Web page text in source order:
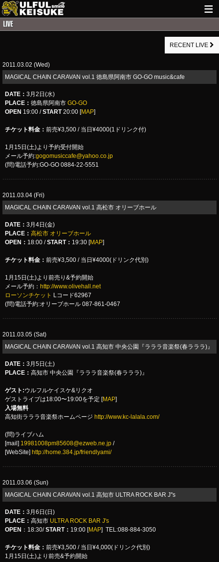
GUITAR WORKS
RECENT LIVE
2011.03.02 (Wed)
MAGICAL CHAIN CARAVAN vol.1 徳島県阿南市 GO-GO music&cafe
DATE ： 3月2日(水)
PLACE ： 徳島県阿南市 GO-GO
OPEN 19:00 /START20:00 [MAP]
チケット料金： 前売¥3,500 / 当日¥4000(1ドリンク付)
1月15日(土)より予約受付開始
メール予約:gogomusiccafe@yahoo.co.jp
(問)電話予約:GO-GO 0884-22-5551
2011.03.04 (Fri)
MAGICAL CHAIN CARAVAN vol.1 高松市 オリーブホール
DATE ： 3月4日(金)
PLACE ： 高松市 オリーブホール
OPEN： 18:00 /START： 19:30 [MAP]
チケット料金： 前売¥3,500 / 当日¥4000(ドリンク代別)
1月15日(土)より前売り&予約開始
メール予約： http://www.olivehall.net
ローソンチケット Lコード62967
(問)電話予約:オリーブホール 087-861-0467
2011.03.05 (Sat)
MAGICAL CHAIN CARAVAN vol.1 高知市 中央公園『ラララ音楽祭(春ラララ)』
DATE ： 3月5日(土)
PLACE ： 高知市 中央公園『ラララ音楽祭(春ラララ)』
ゲスト:ウルフルケイスケ&リクオ
ゲストライブは18:00〜19:00を予定 [MAP]
入場無料
高知街ラララ音楽祭ホームページ http://www.kc-lalala.com/
(問)ライブハム
[mail] 19981008pm85608@ezweb.ne.jp /
[WebSite] http://home.384.jp/friendlyami/
2011.03.06 (Sun)
MAGICAL CHAIN CARAVAN vol.1 高知市 ULTRA ROCK BAR J''s
DATE ： 3月6日(日)
PLACE ： 高知市 ULTRA ROCK BAR J's
OPEN ：18:30/START： 19:00 [MAP] TEL:088-884-3050
チケット料金： 前売¥3,500 / 当日¥4,000(ドリンク代別)
1月15日(土)より前売&予約開始